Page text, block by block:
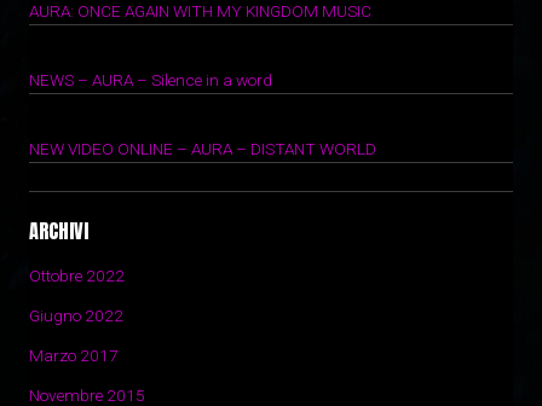
AURA: ONCE AGAIN WITH MY KINGDOM MUSIC
NEWS – AURA – Silence in a word
NEW VIDEO ONLINE – AURA – DISTANT WORLD
ARCHIVI
Ottobre 2022
Giugno 2022
Marzo 2017
Novembre 2015